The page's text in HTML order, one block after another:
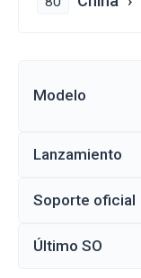
Modelo
Lanzamiento
Soporte oficial
Último SO